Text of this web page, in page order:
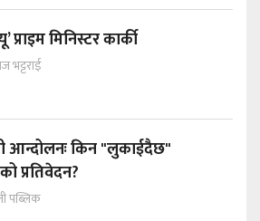
प्राइम मिनिस्टर कार्की
भट्टराई
आन्दोलनः किन "लुकाईदैछ"
प्रतिवेदन?
पब्लिक